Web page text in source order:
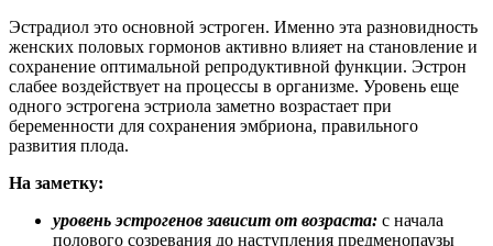
Эстрадиол это основной эстроген. Именно эта разновидность
женских половых гормонов активно влияет на становление и
сохранение оптимальной репродуктивной функции. Эстрон
слабее воздействует на процессы в организме. Уровень еще
одного эстрогена эстриола заметно возрастает при
беременности для сохранения эмбриона, правильного
развития плода.
На заметку:
уровень эстрогенов зависит от возраста: с начала
полового созревания до наступления предменопаузы